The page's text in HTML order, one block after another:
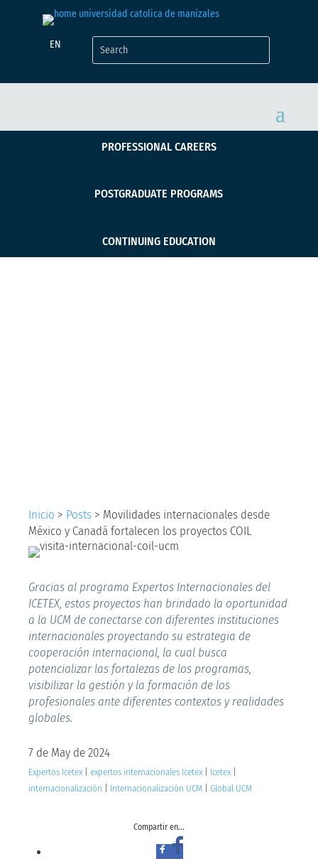
EN
PROFESSIONAL CAREERS
POSTGRADUATE PROGRAMS
CONTINUING EDUCATION
Inicio > Posts > Movilidades internacionales desde
México y Canadá fortalecen los proyectos COIL
Gracias al programa Expertos Internacionales del
ICETEX, estos proyectos han brindado la oportunidad
a la UCM de conectarse con diferentes instituciones
internacionales proyectando su estrategia de
cooperación internacional, la cual busca
potencializar las fortalezas de los programas,
visibilizar la gestión y la formación de los
profesionales ante diferentes contextos y realidades
globales.
7 de May de 2024
Expertos Icetex expertos internacionales Icetex Icetex
internacionalización
Internacionalización UCM Global UCM
Compartir en...